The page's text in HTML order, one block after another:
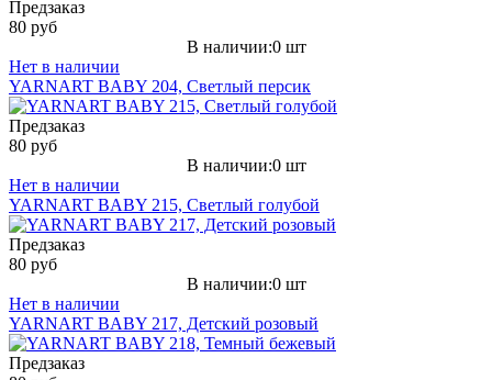
Предзаказ
80 руб
В наличии:0 шт
Нет в наличии
YARNART BABY 204, Светлый персик
Предзаказ
80 руб
В наличии:0 шт
Нет в наличии
YARNART BABY 215, Светлый голубой
Предзаказ
80 руб
В наличии:0 шт
Нет в наличии
YARNART BABY 217, Детский розовый
Предзаказ